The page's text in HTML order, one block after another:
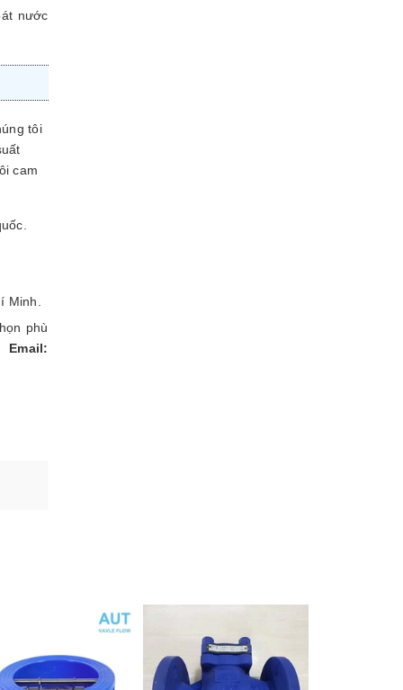
nước
tôi
cam
Minh.
phù
Email: